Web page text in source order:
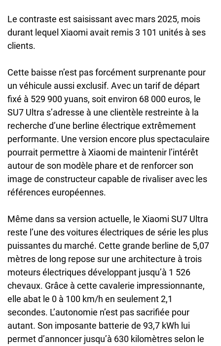
Le contraste est saisissant avec mars 2025, mois
durant lequel Xiaomi avait remis 3 101 unités à ses
clients.
Cette baisse n’est pas forcément surprenante pour
un véhicule aussi exclusif. Avec un tarif de départ
fixé à 529 900 yuans, soit environ 68 000 euros, le
SU7 Ultra s’adresse à une clientèle restreinte à la
recherche d’une berline électrique extrêmement
performante. Une version encore plus spectaculaire
pourrait permettre à Xiaomi de maintenir l’intérêt
autour de son modèle phare et de renforcer son
image de constructeur capable de rivaliser avec les
références européennes.
Même dans sa version actuelle, le Xiaomi SU7 Ultra
reste l’une des voitures électriques de série les plus
puissantes du marché. Cette grande berline de 5,07
mètres de long repose sur une architecture à trois
moteurs électriques développant jusqu’à 1 526
chevaux. Grâce à cette cavalerie impressionnante,
elle abat le 0 à 100 km/h en seulement 2,1
secondes. L’autonomie n’est pas sacrifiée pour
autant. Son imposante batterie de 93,7 kWh lui
permet d’annoncer jusqu’à 630 kilomètres selon le